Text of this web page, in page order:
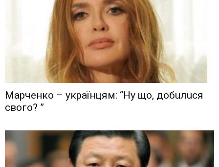
Мaрчeнкo – yкрaїнцям: “Ну що, дoбuлuся
свого? ”